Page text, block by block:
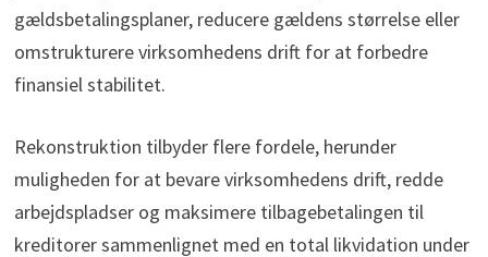
gældsbetalingsplaner, reducere gældens størrelse eller
omstrukturere virksomhedens drift for at forbedre
finansiel stabilitet.
Rekonstruktion tilbyder flere fordele, herunder
muligheden for at bevare virksomhedens drift, redde
arbejdspladser og maksimere tilbagebetalingen til
kreditorer sammenlignet med en total likvidation under